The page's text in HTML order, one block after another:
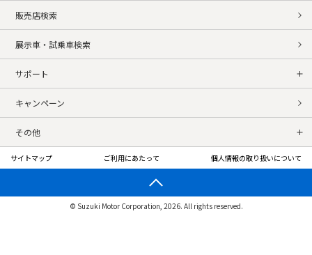
販売店検索
展示車・試乗車検索
サポート
キャンペーン
その他
サイトマップ ご利用にあたって 個人情報の取り扱いについて
© Suzuki Motor Corporation, 2026. All rights reserved.